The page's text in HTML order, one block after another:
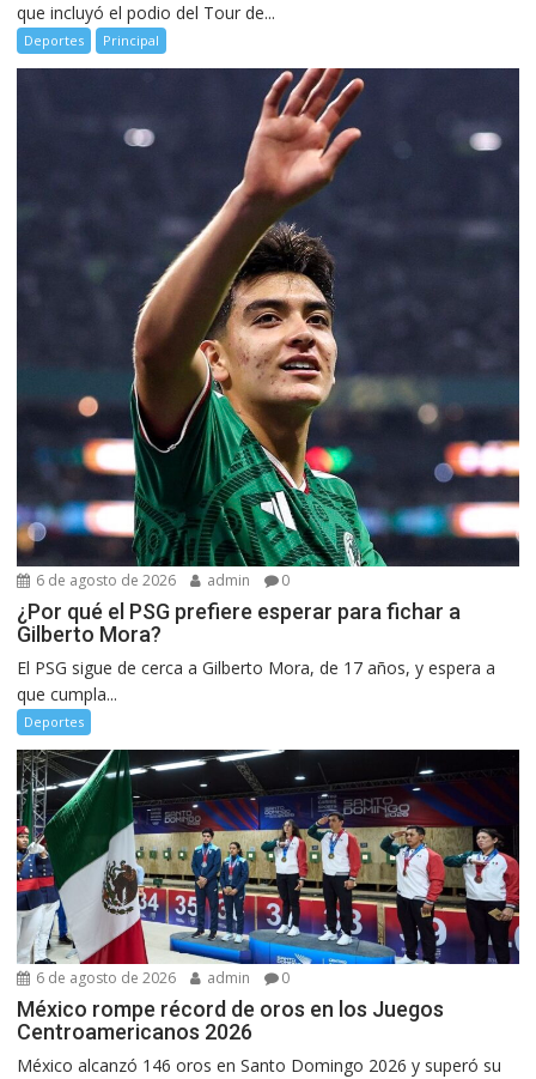
que incluyó el podio del Tour de...
Deportes Principal
6 de agosto de 2026 admin 0
¿Por qué el PSG prefiere esperar para fichar a
Gilberto Mora?
El PSG sigue de cerca a Gilberto Mora, de 17 años, y espera a
que cumpla...
Deportes
6 de agosto de 2026 admin 0
México rompe récord de oros en los Juegos
Centroamericanos 2026
México alcanzó 146 oros en Santo Domingo 2026 y superó su